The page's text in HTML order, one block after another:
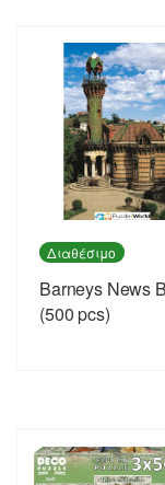
Διαθέσιμο
Barneys News
(500 pcs)